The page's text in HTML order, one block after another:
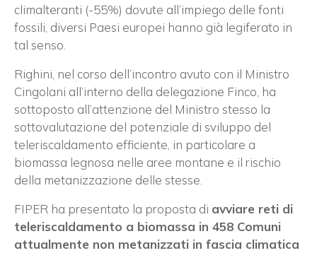
climalteranti (-55%) dovute all’impiego delle fonti
fossili, diversi Paesi europei hanno già legiferato in
tal senso.
Righini, nel corso dell’incontro avuto con il Ministro
Cingolani all’interno della delegazione Finco, ha
sottoposto all’attenzione del Ministro stesso la
sottovalutazione del potenziale di sviluppo del
teleriscaldamento efficiente, in particolare a
biomassa legnosa nelle aree montane e il rischio
della metanizzazione delle stesse.
FIPER ha presentato la proposta di avviare reti di
teleriscaldamento a biomassa in 458 Comuni
attualmente non metanizzati in fascia climatica